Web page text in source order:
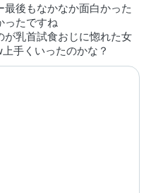
後もなかなか面白かった
ったですね
が乳首試食おじに惚れた女
手くいったのかな？